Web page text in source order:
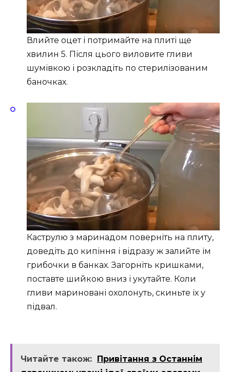
Влийте оцет і потримайте на плиті ще
хвилин 5. Після цього виловите гливи
шумівкою і розкладіть по стерилізованим
баночках.
Каструлю з маринадом поверніть на плиту,
доведіть до кипіння і відразу ж залийте їм
грибочки в банках. Загорніть кришками,
поставте шийкою вниз і укутайте. Коли
гливи мариновані охолонуть, скиньте їх у
підвал.
Читайте також: Привітання з Останнім